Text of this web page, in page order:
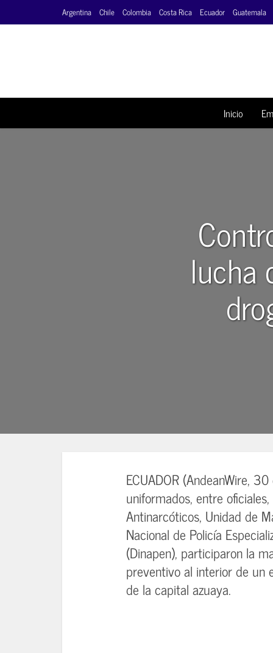
Argentina Chile Colombia Costa Rica Ecuador Guatemala
Inicio
lucha
ECUADOR (AndeanWire,
uniformados, entre
Antinarcóticos, Unidad de
Nacional de Policía
(Dinapen), participaron la
preventivo al interior de un
de la capital azuaya.